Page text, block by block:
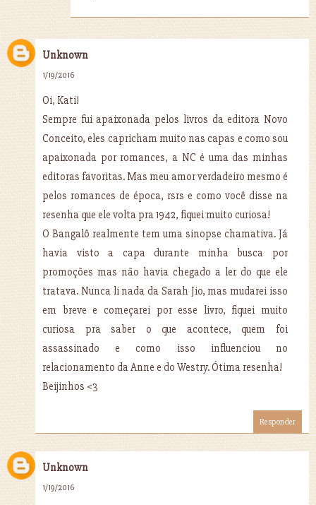
Unknown
1/19/2016
Oi, Kati!
Sempre fui apaixonada pelos livros da editora Novo
Conceito, eles capricham muito nas capas e como sou
apaixonada por romances, a NC é uma das minhas
editoras favoritas. Mas meu amor verdadeiro mesmo é
pelos romances de época, rsrs e como você disse na
resenha que ele volta pra 1942, fiquei muito curiosa!
O Bangalô realmente tem uma sinopse chamativa. Já
havia visto a capa durante minha busca por
promoções mas não havia chegado a ler do que ele
tratava. Nunca li nada da Sarah Jio, mas mudarei isso
em breve e começarei por esse livro, fiquei muito
curiosa pra saber o que acontece, quem foi
assassinado e como isso influenciou no
relacionamento da Anne e do Westry. Ótima resenha!
Beijinhos <3
Responder
Unknown
1/19/2016